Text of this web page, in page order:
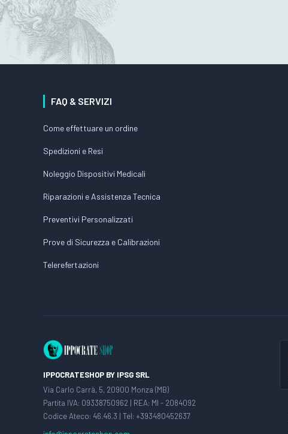
FAQ & SERVIZI
Come effettuare un ordine
Spedizioni e Resi
Noleggio Dispositivi Medicali
Riparazioni e Assistenza Tecnica
Preventivi Personalizzati
Prove di Sicurezza e Calibrazioni
Telerefertazioni
IPPOCRATESHOP BY IPSG SRL
Via Carlo Carrà, 5, 20900 Monza (MB)
Partita IVA: 09338750962 | REA: MI - 2084092
Codice Ateco: 46.46.3 | Tel: +393480452637